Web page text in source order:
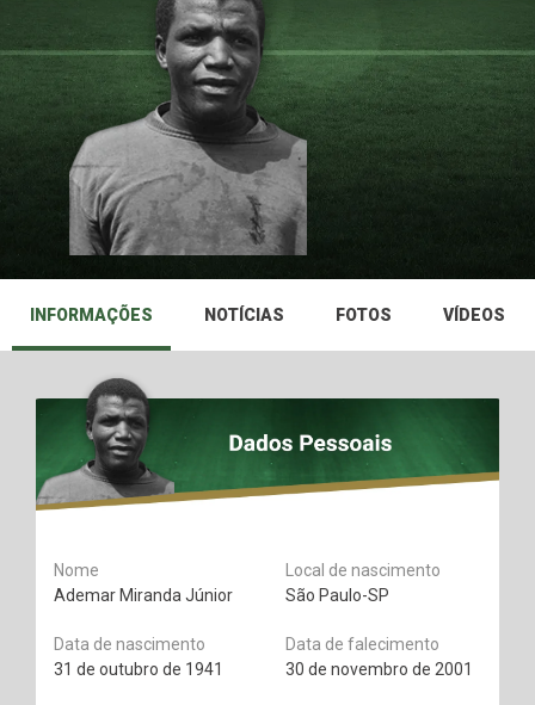
INFORMAÇÕES NOTÍCIAS FOTOS VÍDEOS
Nome
Ademar Miranda Júnior
Data de nascimento
31 de outubro de 1941
Local de nascimento
São Paulo-SP
Data de falecimento
30 de novembro de 2001